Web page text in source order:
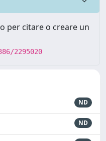
per citare o creare un
2295020
ND
ND